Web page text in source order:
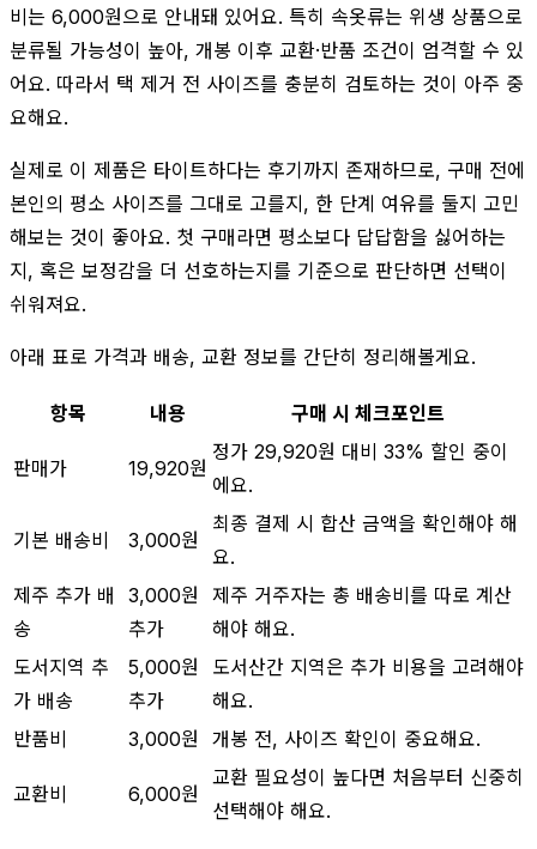
비는 6,000원으로 안내돼 있어요. 특히 속옷류는 위생 상품으로
분류될 가능성이 높아, 개봉 이후 교환·반품 조건이 엄격할 수 있
어요. 따라서 택 제거 전 사이즈를 충분히 검토하는 것이 아주 중
요해요.
실제로 이 제품은 타이트하다는 후기까지 존재하므로, 구매 전에
본인의 평소 사이즈를 그대로 고를지, 한 단계 여유를 둘지 고민
해보는 것이 좋아요. 첫 구매라면 평소보다 답답함을 싫어하는
지, 혹은 보정감을 더 선호하는지를 기준으로 판단하면 선택이
쉬워져요.
아래 표로 가격과 배송, 교환 정보를 간단히 정리해볼게요.
항목 내용 구매 시 체크포인트
판매가 19,920원
정가 29,920원 대비 33% 할인 중이
에요.
기본 배송비 3,000원
최종 결제 시 합산 금액을 확인해야 해
요.
제주 추가 배
송
3,000원
추가
제주 거주자는 총 배송비를 따로 계산
해야 해요.
도서지역 추
가 배송
5,000원
추가
도서산간 지역은 추가 비용을 고려해야
해요.
반품비
3,000원 개봉 전, 사이즈 확인이 중요해요.
교환비 6,000원
교환 필요성이 높다면 처음부터 신중히
선택해야 해요.